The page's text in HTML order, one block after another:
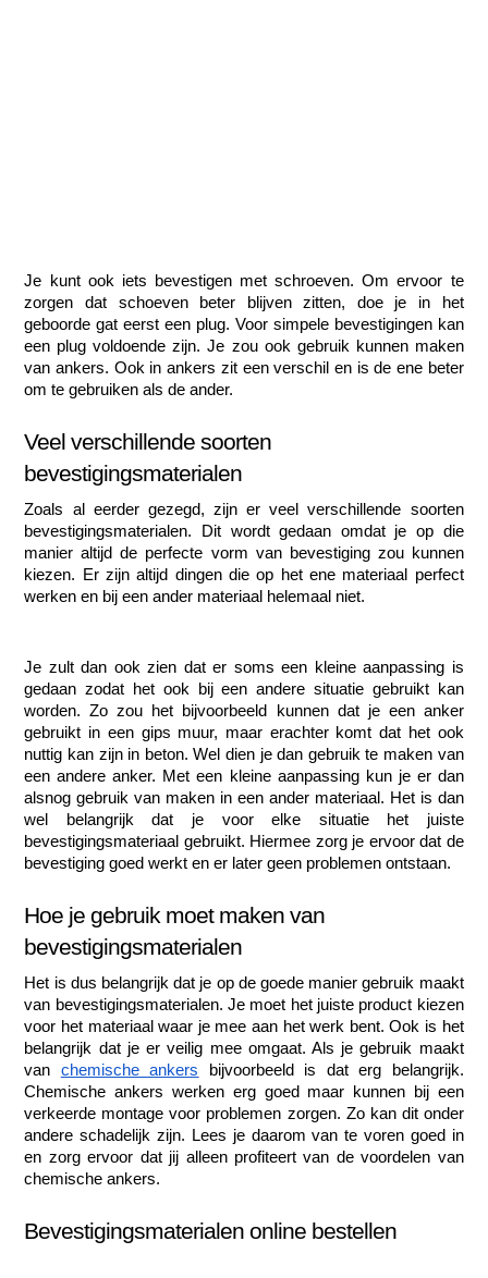
Je kunt ook iets bevestigen met schroeven. Om ervoor te
zorgen dat schoeven beter blijven zitten, doe je in het
geboorde gat eerst een plug. Voor simpele bevestigingen kan
een plug voldoende zijn. Je zou ook gebruik kunnen maken
van ankers. Ook in ankers zit een verschil en is de ene beter
om te gebruiken als de ander.
Veel verschillende soorten
bevestigingsmaterialen
Zoals al eerder gezegd, zijn er veel verschillende soorten
bevestigingsmaterialen. Dit wordt gedaan omdat je op die
manier altijd de perfecte vorm van bevestiging zou kunnen
kiezen. Er zijn altijd dingen die op het ene materiaal perfect
werken en bij een ander materiaal helemaal niet.
Je zult dan ook zien dat er soms een kleine aanpassing is
gedaan zodat het ook bij een andere situatie gebruikt kan
worden. Zo zou het bijvoorbeeld kunnen dat je een anker
gebruikt in een gips muur, maar erachter komt dat het ook
nuttig kan zijn in beton. Wel dien je dan gebruik te maken van
een andere anker. Met een kleine aanpassing kun je er dan
alsnog gebruik van maken in een ander materiaal. Het is dan
wel belangrijk dat je voor elke situatie het juiste
bevestigingsmateriaal gebruikt. Hiermee zorg je ervoor dat de
bevestiging goed werkt en er later geen problemen ontstaan.
Hoe je gebruik moet maken van
bevestigingsmaterialen
Het is dus belangrijk dat je op de goede manier gebruik maakt
van bevestigingsmaterialen. Je moet het juiste product kiezen
voor het materiaal waar je mee aan het werk bent. Ook is het
belangrijk dat je er veilig mee omgaat. Als je gebruik maakt
van chemische ankers bijvoorbeeld is dat erg belangrijk.
Chemische ankers werken erg goed maar kunnen bij een
verkeerde montage voor problemen zorgen. Zo kan dit onder
andere schadelijk zijn. Lees je daarom van te voren goed in
en zorg ervoor dat jij alleen profiteert van de voordelen van
chemische ankers.
Bevestigingsmaterialen online bestellen